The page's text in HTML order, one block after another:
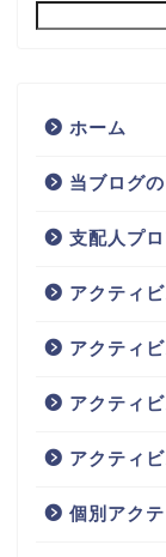
ホーム
当ブログ
支配人プ
アクティ
アクティ
アクティ
アクティ
個別アク